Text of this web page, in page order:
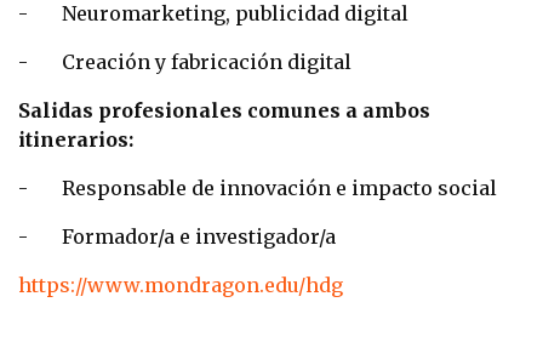
- Neuromarketing, publicidad digital
- Creación y fabricación digital
Salidas profesionales comunes a ambos
itinerarios:
- Responsable de innovación e impacto social
- Formador/a e investigador/a
https://www.mondragon.edu/hdg